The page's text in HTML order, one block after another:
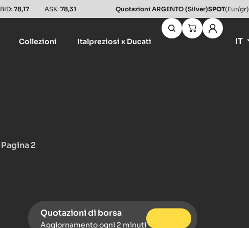
BID: 78,17 ASK: 78,31 Quotazioni ARGENTO (Silver)SPOT(Eur/gr)
Collezioni Italpreziosi x Ducati IT
Pagina 2
Quotazioni di borsa
Aggiornamento ogni 2 minuti